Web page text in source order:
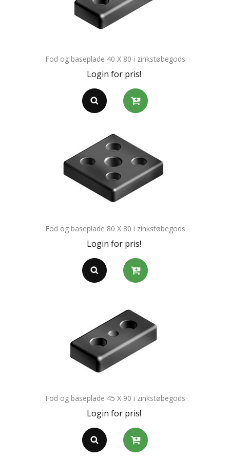
Fod og baseplade 40 X 80 i zinkstøbegods
Login for pris!
Fod og baseplade 80 X 80 i zinkstøbegods
Login for pris!
Fod og baseplade 45 X 90 i zinkstøbegods
Login for pris!